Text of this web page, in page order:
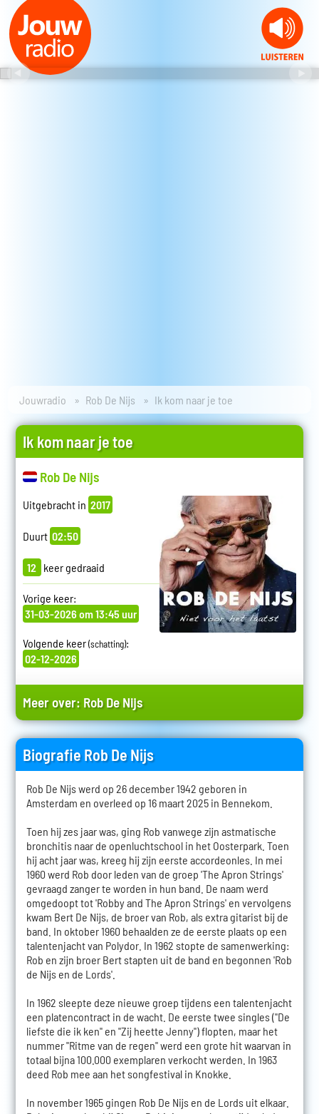
Jouwradio Rob De Nijs Ik kom naar je toe
Ik kom naar je toe
Rob De Nijs
Uitgebracht in 2017
Duurt 02:50
12 keer gedraaid
Vorige keer:
31-03-2026 om 13:45 uur
Volgende keer(schatting):
02-12-2026
Meer over: Rob De Nijs
Biografie Rob De Nijs
Rob De Nijs werd op 26 december 1942 geboren in
Amsterdam en overleed op 16 maart 2025 in Bennekom.
Toen hij zes jaar was, ging Rob vanwege zijn astmatische
bronchitis naar de openluchtschool in het Oosterpark. Toen
hij acht jaar was, kreeg hij zijn eerste accordeonles. In mei
1960 werd Rob door leden van de groep 'The Apron Strings'
gevraagd zanger te worden in hun band. De naam werd
omgedoopt tot 'Robby and The Apron Strings' en vervolgens
kwam Bert De Nijs, de broer van Rob, als extra gitarist bij de
band. In oktober 1960 behaalden ze de eerste plaats op een
talentenjacht van Polydor. In 1962 stopte de samenwerking:
Rob en zijn broer Bert stapten uit de band en begonnen 'Rob
de Nijs en de Lords'.
In 1962 sleepte deze nieuwe groep tijdens een talentenjacht
een platencontract in de wacht. De eerste twee singles ("De
liefste die ik ken" en "Zij heette Jenny") flopten, maar het
nummer "Ritme van de regen" werd een grote hit waarvan in
totaal bijna 100.000 exemplaren verkocht werden. In 1963
deed Rob mee aan het songfestival in Knokke.
In november 1965 gingen Rob De Nijs en de Lords uit elkaar.